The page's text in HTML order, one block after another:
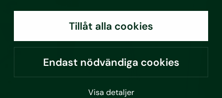
Tillåt alla cookies
Endast nödvändiga cookies
Visa detaljer